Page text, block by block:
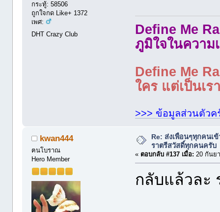
กระทู้: 58506
ถูกใจกด Like+ 1372
เพศ:
DHT Crazy Club
Define Me
ภูมิใจในความ
Define Me
ใคร แต่เป็นเ
>>> ข้อมูลส่วนตัวค
kwan444
ฅนโบราณ
Hero Member
Re: ส่งเพื่อนๆทุกคนเ
ราตรีสวัสดิ์ทุกคนครับ
« ตอบกลับ #137 เมื่อ: 20 กันย
กลับแล้วละ